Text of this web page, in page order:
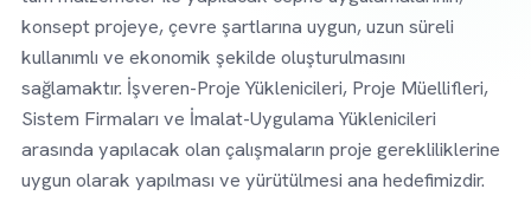
konsept projeye, çevre şartlarına uygun, uzun süreli
kullanımlı ve ekonomik şekilde oluşturulmasını
sağlamaktır. İşveren-Proje Yüklenicileri, Proje Müellifleri,
Sistem Firmaları ve İmalat-Uygulama Yüklenicileri
arasında yapılacak olan çalışmaların proje gerekliliklerine
uygun olarak yapılması ve yürütülmesi ana hedefimizdir.